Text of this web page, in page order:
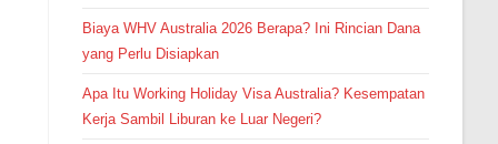
Biaya WHV Australia 2026 Berapa? Ini Rincian Dana
yang Perlu Disiapkan
Apa Itu Working Holiday Visa Australia? Kesempatan
Kerja Sambil Liburan ke Luar Negeri?